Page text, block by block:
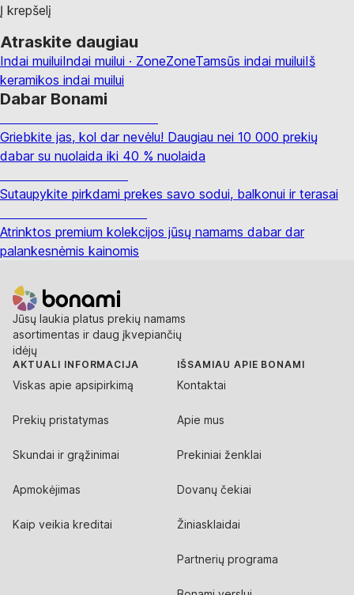
Į krepšelį
Atraskite daugiau
Indai muiluiIndai muilui · ZoneZoneTamsūs indai muiluiIš
keramikos indai muilui
Dabar Bonami
Griebkite jas, kol dar nevėlu! Daugiau nei 10 000 prekių
dabar su nuolaida iki 40 % nuolaida
Sutaupykite pirkdami prekes savo sodui, balkonui ir terasai
Atrinktos premium kolekcijos jūsų namams dabar dar
palankesnėmis kainomis
Jūsų laukia platus prekių namams
asortimentas ir daug įkvepiančių
idėjų
AKTUALI INFORMACIJA
Viskas apie apsipirkimą
Prekių pristatymas
Skundai ir grąžinimai
Apmokėjimas
Kaip veikia kreditai
IŠSAMIAU APIE BONAMI
Kontaktai
Apie mus
Prekiniai ženklai
Dovanų čekiai
Žiniasklaidai
Partnerių programa